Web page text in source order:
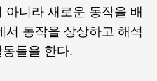
니라 새로운 동작을 배
서 동작을 상상하고 해석
들을 한다.